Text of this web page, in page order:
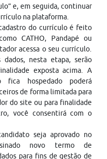
e, em seguida, continuar
na plataforma.
do currículo é feito
CATHO, Pandapé ou
acessa o seu currículo.
nesta etapa, serão
exposta acima. A
hospedado poderá
de forma limitada para
do site ou para finalidade
você consentirá com o
seja aprovado no
novo termo de
para fins de gestão de